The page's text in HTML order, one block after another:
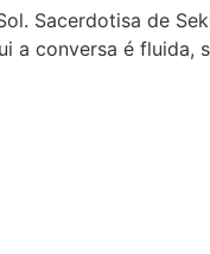
Sacerdotisa de
a conversa é